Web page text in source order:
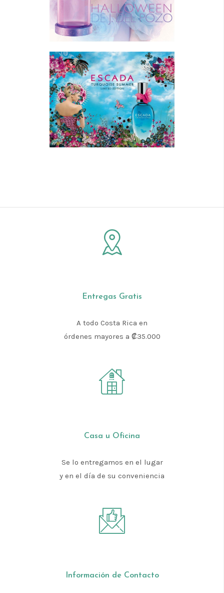
Entregas Gratis
A todo Costa Rica en
órdenes mayores a ₡35.000
Casa u Oficina
Se lo entregamos en el lugar
y en el día de su conveniencia
Información de Contacto